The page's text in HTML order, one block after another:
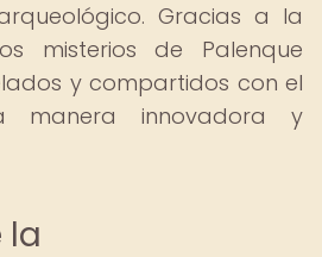
Gracias a la
misterios de Palenque
y compartidos con el
manera innovadora y
la